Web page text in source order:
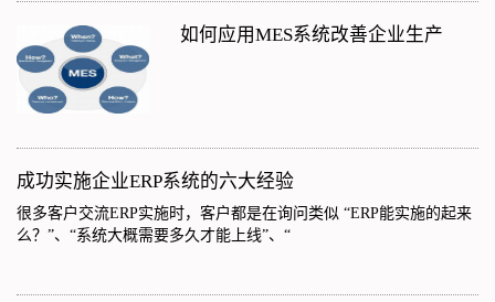
如何应用MES系统改善企业生产
成功实施企业ERP系统的六大经验
很多客户交流ERP实施时，客户都是在询问类似 “ERP能实施的起来
么？”、“系统大概需要多久才能上线”、“